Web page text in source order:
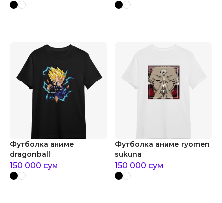
Футболка аниме
dragonball
150 000 сум
Футболка аниме ryomen
sukuna
150 000 сум